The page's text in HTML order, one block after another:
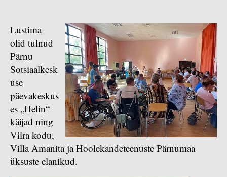
Lustima
olid tulnud
Pärnu
Sotsiaalkesk
use
päevakeskus
es „Helin“
käijad ning
Viira kodu,
Villa Amanita ja Hoolekandeteenuste Pärnumaa
üksuste elanikud.